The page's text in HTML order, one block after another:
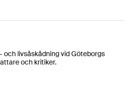
och livsåskådning vid Göteborgs
och kritiker.